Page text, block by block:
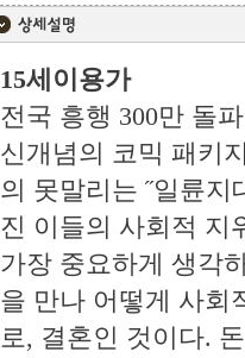
15세이용가
전국 흥행 300만 돌
신개념의 코믹 패키
의 못말리는 ˝일륜
진 이들의 사회적 지
가장 중요하게 생각
을 만나 어떻게 사회
로, 결혼인 것이다.